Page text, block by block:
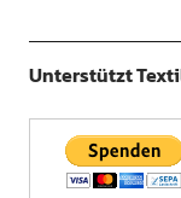
Unterstützt